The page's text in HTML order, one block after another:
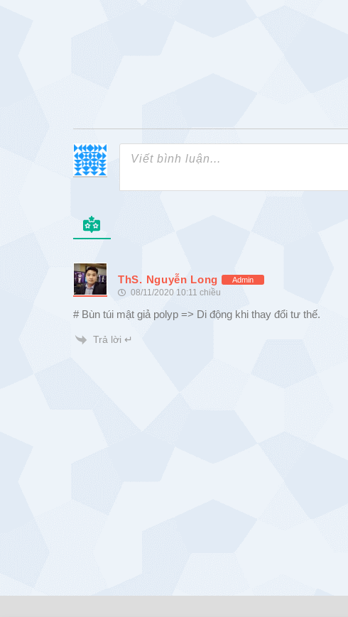
ThS. Nguyễn Long Admin
08/11/2020 10:11 chiều
# Bùn túi mật giả polyp => Di động khi thay đổi tư thế.
Trả lời ↵